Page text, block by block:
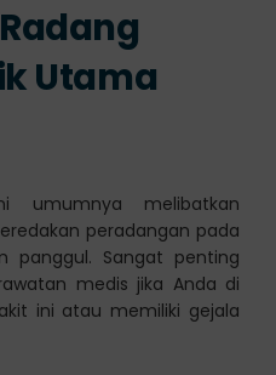
Utama
umumnya melibatkan
peradangan pada
panggul. Sangat penting
medis jika Anda di
ini atau memiliki gejala